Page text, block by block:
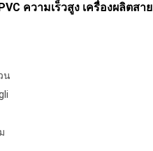
ความเร็วสูง เครื่องผลิตสาย
น